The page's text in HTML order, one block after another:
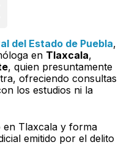
del Estado de Puebla,
en Tlaxcala,
, quien presuntamente
ofreciendo consultas
los estudios ni la
en Tlaxcala y forma
emitido por el delito